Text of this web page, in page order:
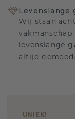
Levenslange
Wij staan
vakmanschap
levenslange
altijd
UNIEK!